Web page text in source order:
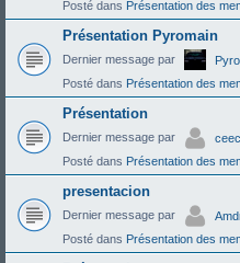
Posté dans Présentation des
Présentation Pyromain
Dernier message par
Posté dans Présentation des
Présentation
Dernier message par
Posté dans Présentation des
presentacion
Dernier message par
Posté dans Présentation des